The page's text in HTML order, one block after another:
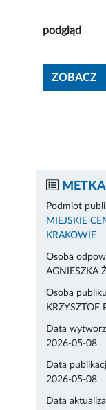
podgląd
ZOBACZ
Podmiot
MIEJSKIE
KRAKOWIE
Osoba
AGNIESZKA
Osoba
KRZYSZTOF
Data
2026-05-08
Data
2026-05-08
Data